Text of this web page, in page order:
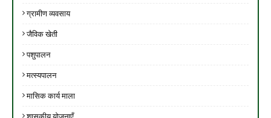
ग्रामीण व्यवसाय
जैविक खेती
पशुपालन
मत्स्यपालन
मासिक कार्य माला
शासकीय योजनाएँ